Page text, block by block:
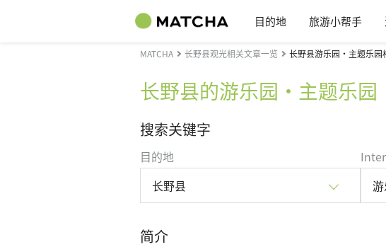
目的地 旅游小帮手
MATCHA 长野县观光相关文章一览 长野县游乐园・主题乐园
长野县的游乐园・主题乐园
搜索关键字
目的地
长野县
简介